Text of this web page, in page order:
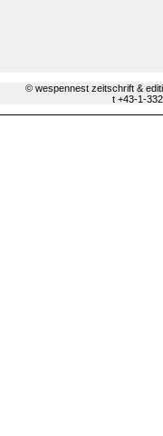
© wespennest zeitschrift &
t +43-1-